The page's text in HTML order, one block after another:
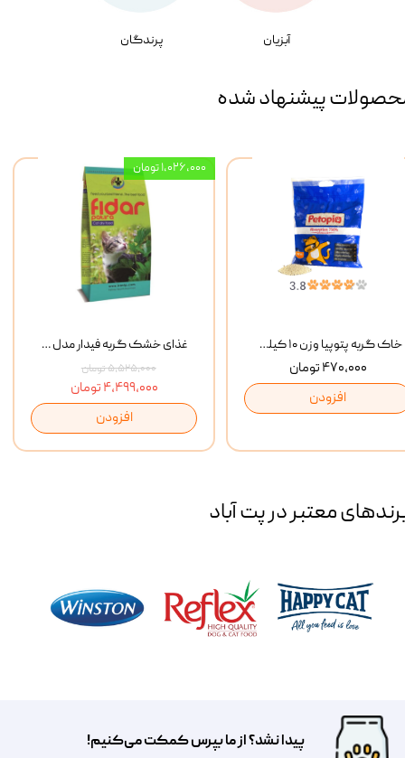
آبزیان پرندگان
پیشنهاد شده
غذای خشک گربه فیدار مدل Adult وزن 10 کیلوگرم
۵,۵۲۵,۰۰۰ تومان
۴,۴۹۹,۰۰۰ تومان
افزودن
۱,۰۲۶,۰۰۰ تومان
خاک گربه پتوپیا وزن ۱۰ کیلوگرم
۴۷۰,۰۰۰ تومان
افزودن
معتبر در پت آباد
پیدا نشد؟ از ما بپرس کمکت می‌کنیم!